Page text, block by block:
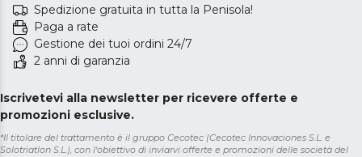
Spedizione gratuita in tutta la Penisola!
Paga a rate
Gestione dei tuoi ordini 24/7
2 anni di garanzia
Iscrivetevi alla newsletter per ricevere offerte e
promozioni esclusive.
*Il titolare del trattamento è il gruppo Cecotec (Cecotec Innovaciones S.L. e
Solotriatlon S.L.), con l'obiettivo di inviarvi offerte e promozioni delle società del